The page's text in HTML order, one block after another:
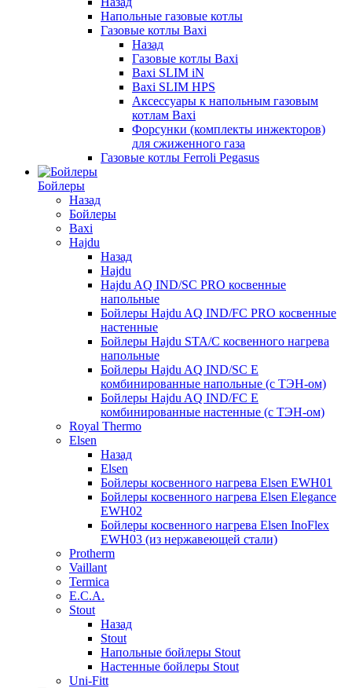
Напольные газовые котлы
Газовые котлы Baxi
Назад
Газовые котлы Baxi
Baxi SLIM iN
Baxi SLIM HPS
Аксессуары к напольным газовым
котлам Baxi
Форсунки (комплекты инжекторов)
для сжиженного газа
Газовые котлы Ferroli Pegasus
Бойлеры
Назад
Бойлеры
Baxi
Hajdu
Назад
Hajdu
Hajdu AQ IND/SC PRO косвенные
напольные
Бойлеры Hajdu AQ IND/FC PRO косвенные
настенные
Бойлеры Hajdu STA/C косвенного нагрева
напольные
Бойлеры Hajdu AQ IND/SC E
комбинированные напольные (с ТЭН-ом)
Бойлеры Hajdu AQ IND/FC E
комбинированные настенные (с ТЭН-ом)
Royal Thermo
Elsen
Назад
Elsen
Бойлеры косвенного нагрева Elsen EWH01
Бойлеры косвенного нагрева Elsen Elegance
EWH02
Бойлеры косвенного нагрева Elsen InoFlex
EWH03 (из нержавеющей стали)
Protherm
Vaillant
Termica
E.C.A.
Stout
Назад
Stout
Напольные бойлеры Stout
Настенные бойлеры Stout
Uni-Fitt